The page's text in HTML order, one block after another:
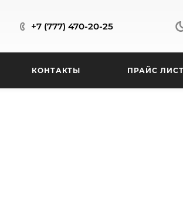
+7 (777) 470-20-25
КОНТАКТЫ ПРАЙС ЛИСТ